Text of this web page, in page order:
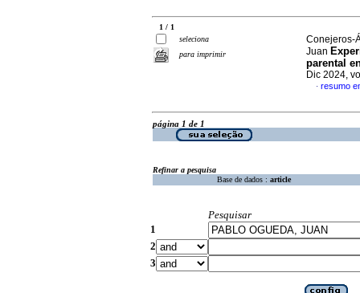
1 / 1
seleciona
para imprimir
Conejeros-
Juan
parental
Dic 2024,
· resumo
página 1 de 1
Refinar a pesquisa
Base de dados : article
Pesquisar
1
2
3